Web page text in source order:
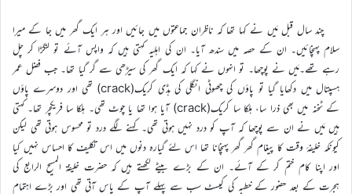
چند سال قبل مَیں نے کہا تھا کہ ناظران جماعتوں میں جائیں اور ہر ایک گھر میں جا کے میرا
سلام پہنچائیں۔ ان کے حصہ میں سندھ آیا۔ ان کی اہلیہ کہتی ہیں کہ واپس آئے تو لنگڑا کر چل
رہے تھے۔مَیں نے پوچھا۔ تو انہوں نے کہا کہ ایک گھر کی سیڑھی سے گر گیا تھا۔ جب فضل عمر
ہسپتال میں دکھایا گیا تو پاؤں کی چھوٹی انگلی کی ہڈی کریک(crack) تھی اور دوسرے پاؤں
کے ٹخنہ میں بھی ذرا سا، ہلکا سا کریک(crack) آیا ہوا تھا یا چوٹ تھی۔ ہلکا سا فریکچر تھا۔ کہتی
ہیں مَیں نے ان سے پوچھا کہ آپ کو درد نہیں ہوتی تھی۔ کہنے لگے درد تو محسوس ہوتی تھی لیکن
کیونکہ خلیفۂ وقت کا پیغام گھر گھر پہنچانا تھا اس لئے گیارہ دنوں میں اس تکلیف کا احساس نہیں کیا
اور اپنا کام ختم کر کے آئے۔ ان کے بڑے بیٹے لکھتے ہیں کہ حضرت خلیفۃ المسیح الرابع کی
ہجرت کے بعد حضور کے خطبہ کی کیسٹ سب سے پہلے آپ کے پاس آتی تھی اور بڑے اہتمام